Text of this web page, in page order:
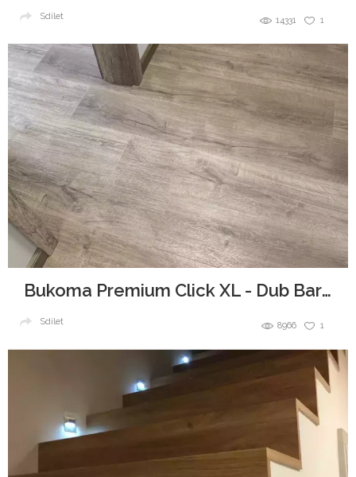
1
14331
Sdílet
Bukoma Premium Click XL - Dub Barfold Ukázka realizace
1
8966
Sdílet